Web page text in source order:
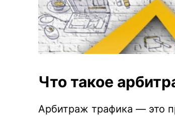
Что такое
Арбитраж трафика — это